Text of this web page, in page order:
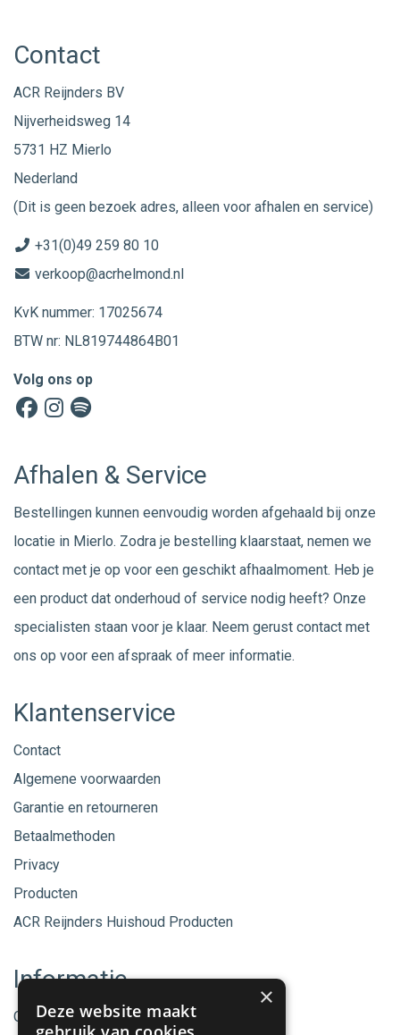
Contact
ACR Reijnders BV
Nijverheidsweg 14
5731 HZ Mierlo
Nederland
(Dit is geen bezoek adres, alleen voor afhalen en service)
+31(0)49 259 80 10
verkoop@acrhelmond.nl
KvK nummer: 17025674
BTW nr: NL819744864B01
Volg ons op
Afhalen & Service
Bestellingen kunnen eenvoudig worden afgehaald bij onze
locatie in Mierlo. Zodra je bestelling klaarstaat, nemen we
contact met je op voor een geschikt afhaalmoment. Heb je
een product dat onderhoud of service nodig heeft? Onze
specialisten staan voor je klaar. Neem gerust contact met
ons op voor een afspraak of meer informatie.
Klantenservice
Contact
Algemene voorwaarden
Garantie en retourneren
Betaalmethoden
Privacy
Producten
ACR Reijnders Huishoud Producten
Informatie
Onze merken
×
Deze website maakt